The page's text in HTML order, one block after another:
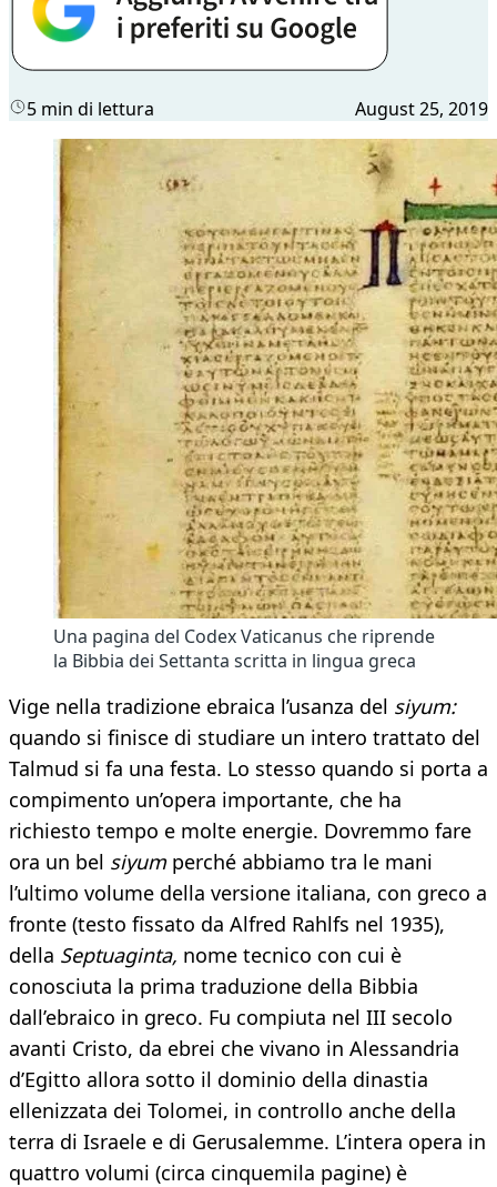
5 min di lettura August 25, 2019
Una pagina del Codex Vaticanus che riprende
la Bibbia dei Settanta scritta in lingua greca
Vige nella tradizione ebraica l’usanza del siyum:
quando si finisce di studiare un intero trattato del
Talmud si fa una festa. Lo stesso quando si porta a
compimento un’opera importante, che ha
richiesto tempo e molte energie. Dovremmo fare
ora un bel siyumperché abbiamo tra le mani
l’ultimo volume della versione italiana, con greco a
fronte (testo fissato da Alfred Rahlfs nel 1935),
della Septuaginta, nome tecnico con cui è
conosciuta la prima traduzione della Bibbia
dall’ebraico in greco. Fu compiuta nel III secolo
avanti Cristo, da ebrei che vivano in Alessandria
d’Egitto allora sotto il dominio della dinastia
ellenizzata dei Tolomei, in controllo anche della
terra di Israele e di Gerusalemme. L’intera opera in
quattro volumi (circa cinquemila pagine) è